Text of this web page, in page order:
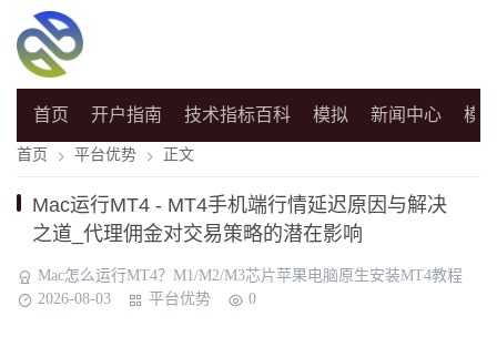
首页 开户指南 技术指标百科 模拟 新闻中心 模
首页 平台优势 正文
Mac运行MT4 - MT4手机端行情延迟原因与解决
之道_代理佣金对交易策略的潜在影响
Mac怎么运行MT4？M1/M2/M3芯片苹果电脑原生安装MT4教程
2026-08-03
平台优势 0